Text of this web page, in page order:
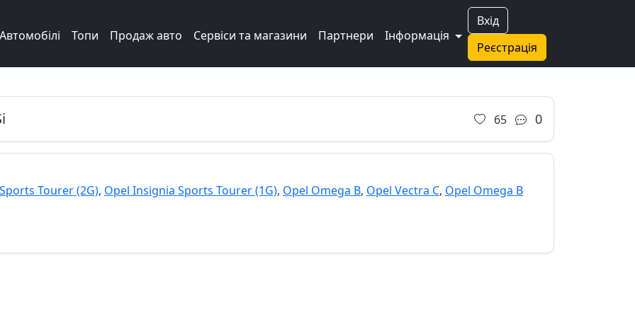
Вхід
Реєстрація
Автомобілі Топи Продаж авто Сервіси та магазини Партнери Інформація
65 0
Tourer (2G), Opel Insignia Sports Tourer (1G), Opel Omega B, Opel Vectra C, Opel Omega B